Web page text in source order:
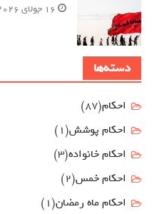
16 جولای 2026
دسته‌ها
احکام(87)
احکام پوشش(1)
احکام خانواده(3)
احکام خمس(2)
احکام ماه رمضان(1)